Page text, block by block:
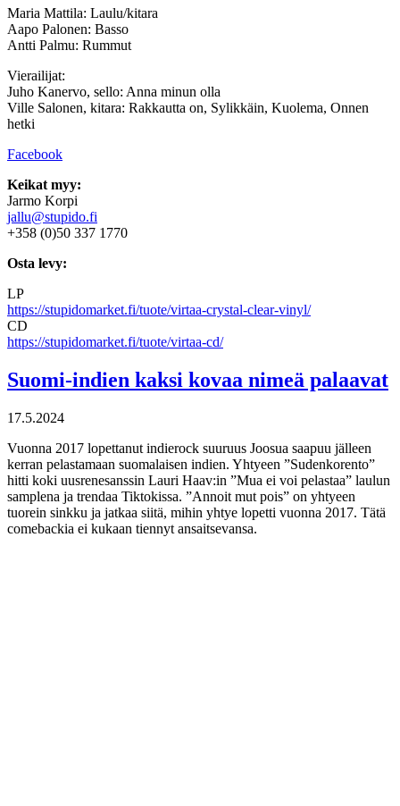
Maria Mattila: Laulu/kitara
Aapo Palonen: Basso
Antti Palmu: Rummut
Vierailijat:
Juho Kanervo, sello: Anna minun olla
Ville Salonen, kitara: Rakkautta on, Sylikkäin, Kuolema, Onnen
hetki
Facebook
Keikat myy:
Jarmo Korpi
jallu@stupido.fi
+358 (0)50 337 1770
Osta levy:
LP
https://stupidomarket.fi/tuote/virtaa-crystal-clear-vinyl/
CD
https://stupidomarket.fi/tuote/virtaa-cd/
Suomi-indien kaksi kovaa nimeä palaavat
17.5.2024
Vuonna 2017 lopettanut indierock suuruus Joosua saapuu jälleen
kerran pelastamaan suomalaisen indien. Yhtyeen ”Sudenkorento”
hitti koki uusrenesanssin Lauri Haav:in ”Mua ei voi pelastaa” laulun
samplena ja trendaa Tiktokissa. ”Annoit mut pois” on yhtyeen
tuorein sinkku ja jatkaa siitä, mihin yhtye lopetti vuonna 2017. Tätä
comebackia ei kukaan tiennyt ansaitsevansa.